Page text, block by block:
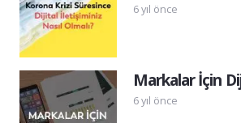
6 yıl önce
Markalar İçin
6 yıl önce